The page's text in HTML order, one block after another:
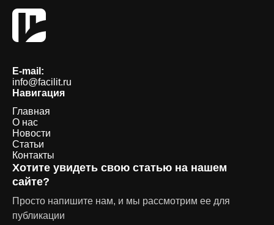
E-mail:
info@facilit.ru
Навигация
Главная
О нас
Новости
Статьи
Контакты
Хотите увидеть свою статью на нашем
сайте?
Просто напишите нам, и мы рассмотрим ее для
публикации